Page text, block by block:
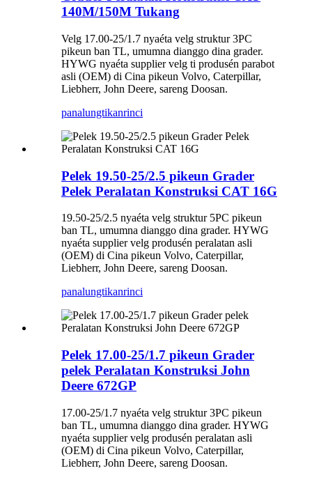
140M/150M Tukang
Velg 17.00-25/1.7 nyaéta velg struktur 3PC
pikeun ban TL, umumna dianggo dina grader.
HYWG nyaéta supplier velg ti produsén parabot
asli (OEM) di Cina pikeun Volvo, Caterpillar,
Liebherr, John Deere, sareng Doosan.
panalungtikanrinci
Pelek 19.50-25/2.5 pikeun Grader
Pelek Peralatan Konstruksi CAT 16G
19.50-25/2.5 nyaéta velg struktur 5PC pikeun
ban TL, umumna dianggo dina grader. HYWG
nyaéta supplier velg produsén peralatan asli
(OEM) di Cina pikeun Volvo, Caterpillar,
Liebherr, John Deere, sareng Doosan.
panalungtikanrinci
Pelek 17.00-25/1.7 pikeun Grader
pelek Peralatan Konstruksi John
Deere 672GP
17.00-25/1.7 nyaéta velg struktur 3PC pikeun
ban TL, umumna dianggo dina grader. HYWG
nyaéta supplier velg produsén peralatan asli
(OEM) di Cina pikeun Volvo, Caterpillar,
Liebherr, John Deere, sareng Doosan.